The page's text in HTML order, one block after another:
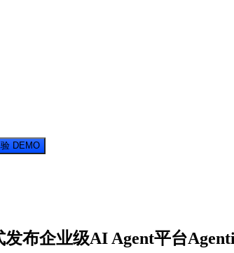
DEMO
布企业级AI Agent平台